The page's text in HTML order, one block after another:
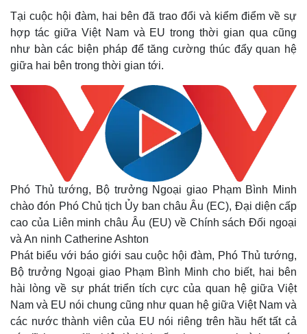
Tại cuộc hội đàm, hai bên đã trao đổi và kiểm điểm về sự
hợp tác giữa Việt Nam và EU trong thời gian qua cũng
như bàn các biện pháp để tăng cường thúc đẩy quan hệ
giữa hai bên trong thời gian tới.
Phó Thủ tướng, Bộ trưởng Ngoại giao Phạm Bình Minh
chào đón Phó Chủ tịch Ủy ban châu Âu (EC), Đại diện cấp
cao của Liên minh châu Âu (EU) về Chính sách Đối ngoại
và An ninh Catherine Ashton
Phát biểu với báo giới sau cuộc hội đàm, Phó Thủ tướng,
Bộ trưởng Ngoại giao Phạm Bình Minh cho biết, hai bên
hài lòng về sự phát triển tích cực của quan hệ giữa Việt
Nam và EU nói chung cũng như quan hệ giữa Việt Nam và
các nước thành viên của EU nói riêng trên hầu hết tất cả